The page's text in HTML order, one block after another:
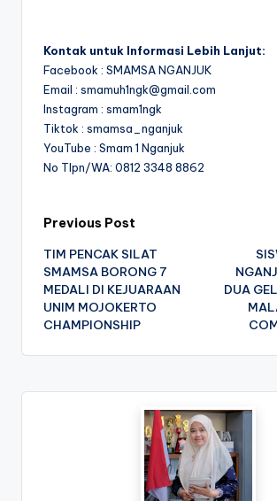
Kontak untuk Informasi Lebih Lanjut:
Facebook : SMAMSA NGANJUK
Email : smamuh1ngk@gmail.com
Instagram : smam1ngk
Tiktok : smamsa_nganjuk
YouTube : Smam 1 Nganjuk
No Tlpn/WA: 0812 3348 8862
Post
navigation
Previous Post
TIM PENCAK SILAT
SMAMSA BORONG 7
MEDALI DI KEJUARAAN
UNIM MOJOKERTO
CHAMPIONSHIP
DUA